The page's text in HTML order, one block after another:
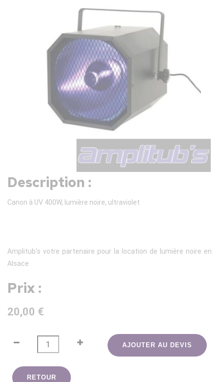
Description :
Canon à UV 400W, lumière noire, ultraviolet
Amplitub's votre partenaire pour la location de lumière noire en
Alsace
Prix :
20,00 €
AJOUTER AU DEVIS
RETOUR